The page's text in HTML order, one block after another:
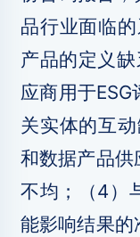
品行业面临
产品的定义
应商用于
关实体的互
和数据产品供
不均；（4）
能影响结果的